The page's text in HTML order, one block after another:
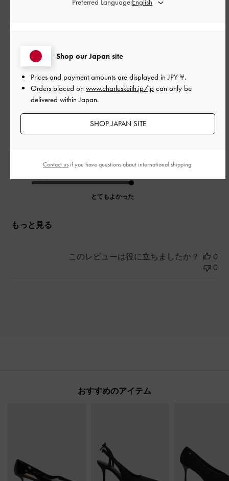
ヒールも低くクッション性があり履いていて疲れません！デザ
インもかわいーしお気に入り！
サイズ: 39/24.5cm |カラー: ブラウン系
デザイン
とてもよかった
もっと見る
このレビューは役に立ちましたか？
0
0
おすすめのアイテム
Shop our Japan site
Prices and payment amounts are displayed inJPY ¥.
Orders placed on www.charleskeith.jp/jp can only be
delivered within Japan.
SHOP JAPAN SITE
Contact usif you have questions about international shipping.